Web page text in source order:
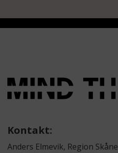
Kontakt:
Anders Elmevik, Region Skåne